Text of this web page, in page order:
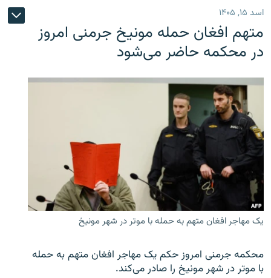
اسد ۱۵, ۱۴۰۵
متهم افغان حمله مونیخ جرمنی امروز
در محکمه حاضر می‌شود
یک مهاجر افغان متهم به حمله با موتر در شهر مونیخ
محکمه جرمنی امروز حکم یک مهاجر افغان متهم به حمله
با موتر در شهر مونیخ را صادر می‌کند.